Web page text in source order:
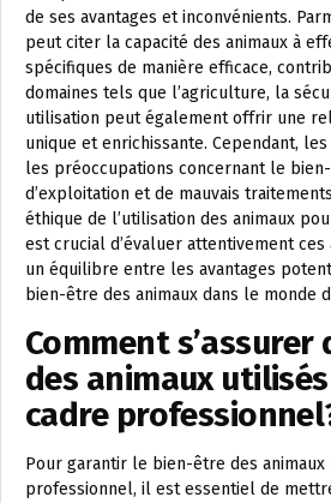
de ses avantages et inconvénients.
peut citer la capacité des animaux à
spécifiques de manière efficace,
domaines tels que l’agriculture, la
utilisation peut également offrir une
unique et enrichissante. Cependant,
les préoccupations concernant le
d’exploitation et de mauvais
éthique de l’utilisation des animaux
est crucial d’évaluer attentivement
un équilibre entre les avantages
bien-être des animaux dans le monde
Comment
des animaux
cadre
Pour garantir le bien-être des
professionnel, il est essentiel de